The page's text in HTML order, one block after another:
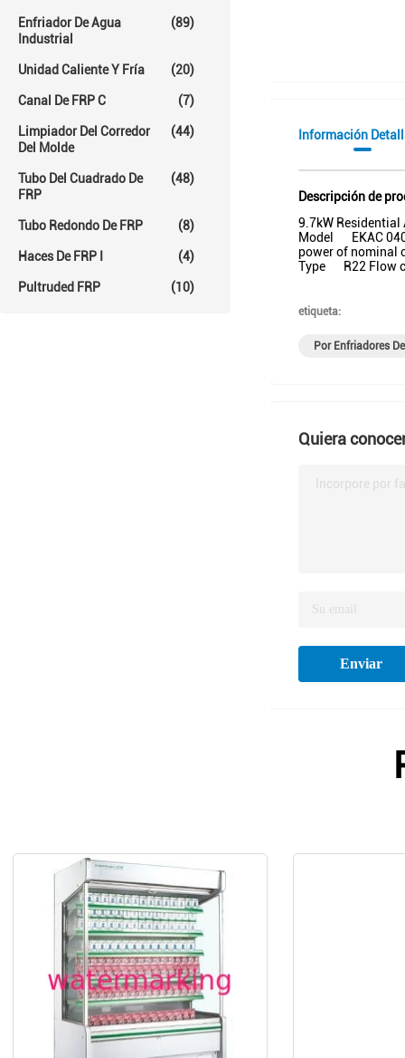
Enfriador De Agua
Industrial
(89)
Unidad Caliente Y Fría (20)
Canal De FRP C (7)
Limpiador Del Corredor
Del Molde
(44)
Tubo Del Cuadrado De
FRP
(48)
Tubo Redondo De FRP (8)
Haces De FRP I (4)
Pultruded FRP (10)
Información
Descripción de
9.7kW
Model EKAC 040
power of nominal
Type R22 Flow
etiqueta:
Por Enfriadores
Quiera
Incorpore por
Enviar